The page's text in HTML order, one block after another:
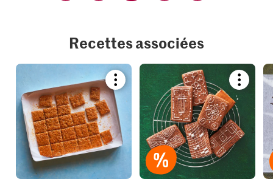
Recettes associées
Bookmark
recipe
or
add
it
to
your
collections.
recipe
add
it
to
your